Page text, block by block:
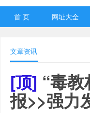
首 页 网址大全
文章资讯
[顶] “毒
报>>强力